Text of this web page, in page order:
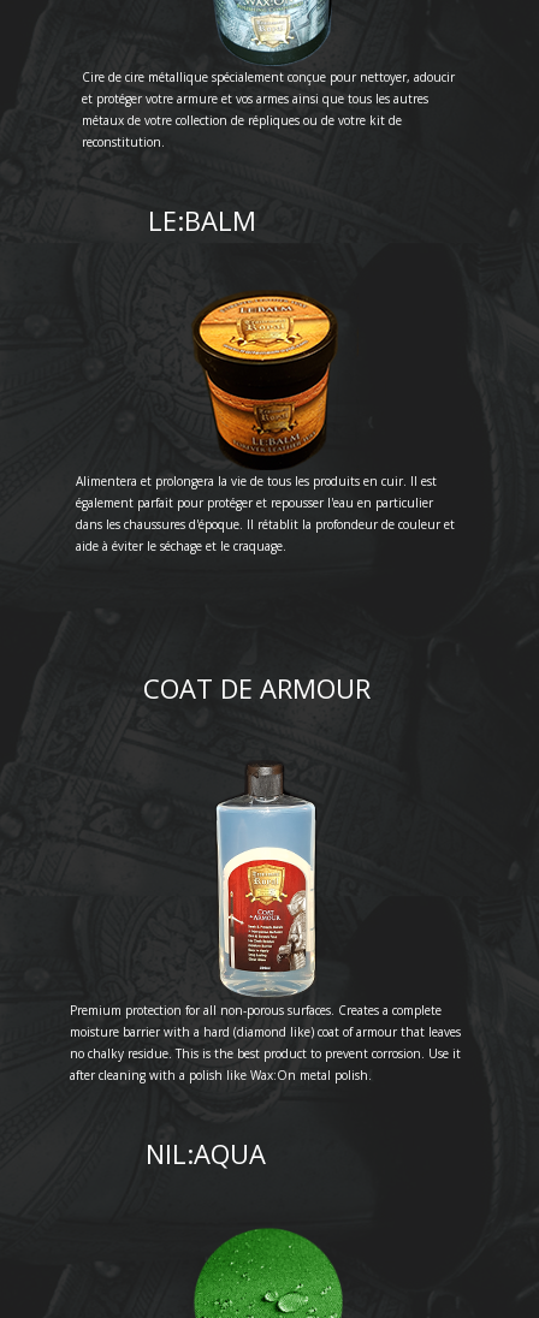
Cire de cire métallique spécialement conçue pour nettoyer, adoucir
et protéger votre armure et vos armes ainsi que tous les autres
métaux de votre collection de répliques ou de votre kit de
reconstitution.
LE:BALM
Alimentera et prolongera la vie de tous les produits en cuir. Il est
également parfait pour protéger et repousser l'eau en particulier
dans les chaussures d'époque. Il rétablit la profondeur de couleur et
aide à éviter le séchage et le craquage.
COAT DE ARMOUR
Premium protection for all non-porous surfaces. Creates a complete
moisture barrier with a hard (diamond like) coat of armour that leaves
no chalky residue. This is the best product to prevent corrosion. Use it
after cleaning with a polish like Wax:On metal polish.
NIL:AQUA